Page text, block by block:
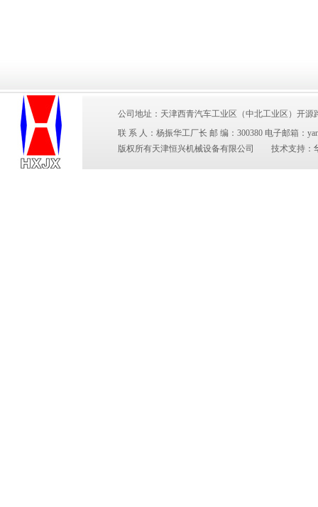
公司地址：天津西青汽车工业区（中北工业区）开源
联 系 人：杨振华工厂长 邮 编：300380 电子邮箱：
版权所有天津恒兴机械设备有限公司 技术支持：